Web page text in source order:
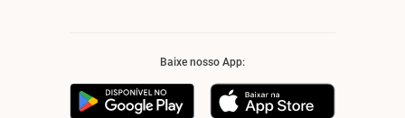
Baixe nosso App: